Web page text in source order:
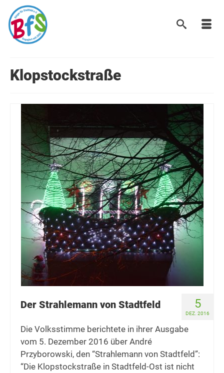
Klopstockstraße
5
DEZ. 2016
Der Strahlemann von Stadtfeld
Die Volksstimme berichtete in ihrer Ausgabe
vom 5. Dezember 2016 über André
Przyborowski, den “Strahlemann von Stadtfeld”:
“Die Klopstockstraße in Stadtfeld-Ost ist nicht